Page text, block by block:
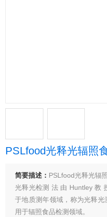
PSLfood光释光辐照
简要描述： PSLfood光释光辐
光释光检测 法 由 Huntley 教
于地质测年领域，称为光释
用于辐照食品检测领域。